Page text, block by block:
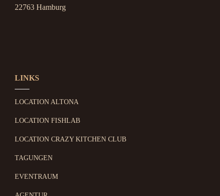
22763 Hamburg
LINKS
LOCATION ALTONA
LOCATION FISHLAB
LOCATION CRAZY KITCHEN CLUB
TAGUNGEN
EVENTRAUM